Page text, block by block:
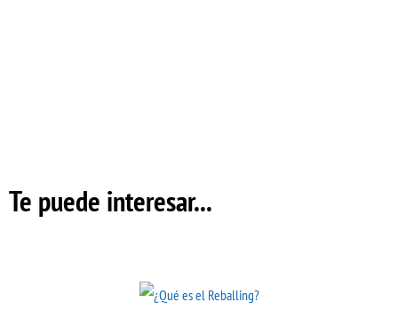
Te puede interesar...